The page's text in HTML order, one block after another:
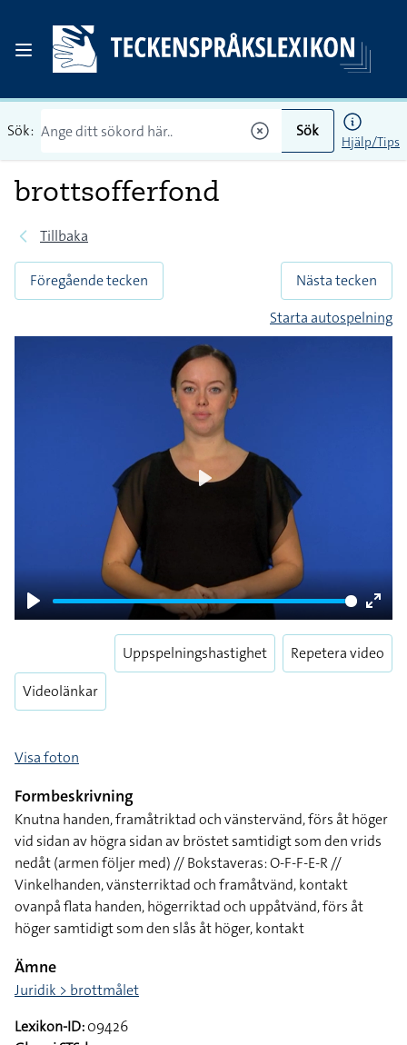
Sök: Sök
Hjälp/Tips
brottsofferfond
Tillbaka
Föregående tecken
Nästa tecken
Starta autospelning
Play
Enter
Videolänkar
Uppspelningshastighet Repetera video
Visa foton
Formbeskrivning
Knutna handen, framåtriktad och vänstervänd, förs åt höger
vid sidan av högra sidan av bröstet samtidigt som den vrids
nedåt (armen följer med) // Bokstaveras: O-F-F-E-R //
Vinkelhanden, vänsterriktad och framåtvänd, kontakt
ovanpå flata handen, högerriktad och uppåtvänd, förs åt
höger samtidigt som den slås åt höger, kontakt
Ämne
Juridik > brottmålet
Lexikon-ID:09426